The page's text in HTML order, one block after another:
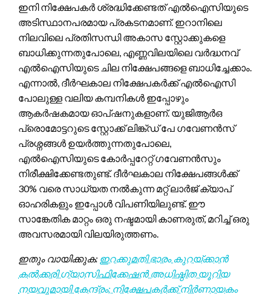
ഇനി നിക്ഷേപകർ ശ്രദ്ധിക്കേണ്ടത് എൽഐസിയുടെ
അടിസ്ഥാനപരമായ പ്രകടനമാണ്. ഇറാനിലെ
നിലവിലെ പ്രതിസന്ധി അകാസ സ്റ്റോക്കുകളെ
ബാധിക്കുന്നതുപോലെ, എണ്ണവിലയിലെ വർദ്ധനവ്
എൽഐസിയുടെ ചില നിക്ഷേപങ്ങളെ ബാധിച്ചേക്കാം.
എന്നാൽ, ദീർഘകാല നിക്ഷേപകർക്ക് എൽഐസി
പോലുള്ള വലിയ കമ്പനികൾ ഇപ്പോഴും
ആകർഷകമായ ഓപ്ഷനുകളാണ്. യുജിആർഒ
പ്രൊമോട്ടറുടെ സ്റ്റോക്ക് ലിങ്ക്ഡ് പേ ഗവേണൻസ്
പ്രശ്നങ്ങൾ ഉയർത്തുന്നതുപോലെ,
എൽഐസിയുടെ കോർപ്പറേറ്റ് ഗവേണൻസും
നിരീക്ഷിക്കേണ്ടതുണ്ട്. ദീർഘകാല നിക്ഷേപങ്ങൾക്ക്
30% വരെ സാധ്യത നൽകുന്ന മറ്റ് ലാർജ് ക്യാപ്
ഓഹരികളും ഇപ്പോൾ വിപണിയിലുണ്ട്. ഈ
സാങ്കേതിക മാറ്റം ഒരു നഷ്ടമായി കാണരുത്, മറിച്ച് ഒരു
അവസരമായി വിലയിരുത്തണം.
ഇതും വായിക്കുക: ഇറക്കുമതി ഭാരം കുറയ്ക്കാൻ
കൽക്കരി ഗ്യാസിഫിക്കേഷൻ അധിഷ്ഠിത യൂറിയ
നയവുമായി കേന്ദ്രം; നിക്ഷേപകർക്ക് നിർണായകം